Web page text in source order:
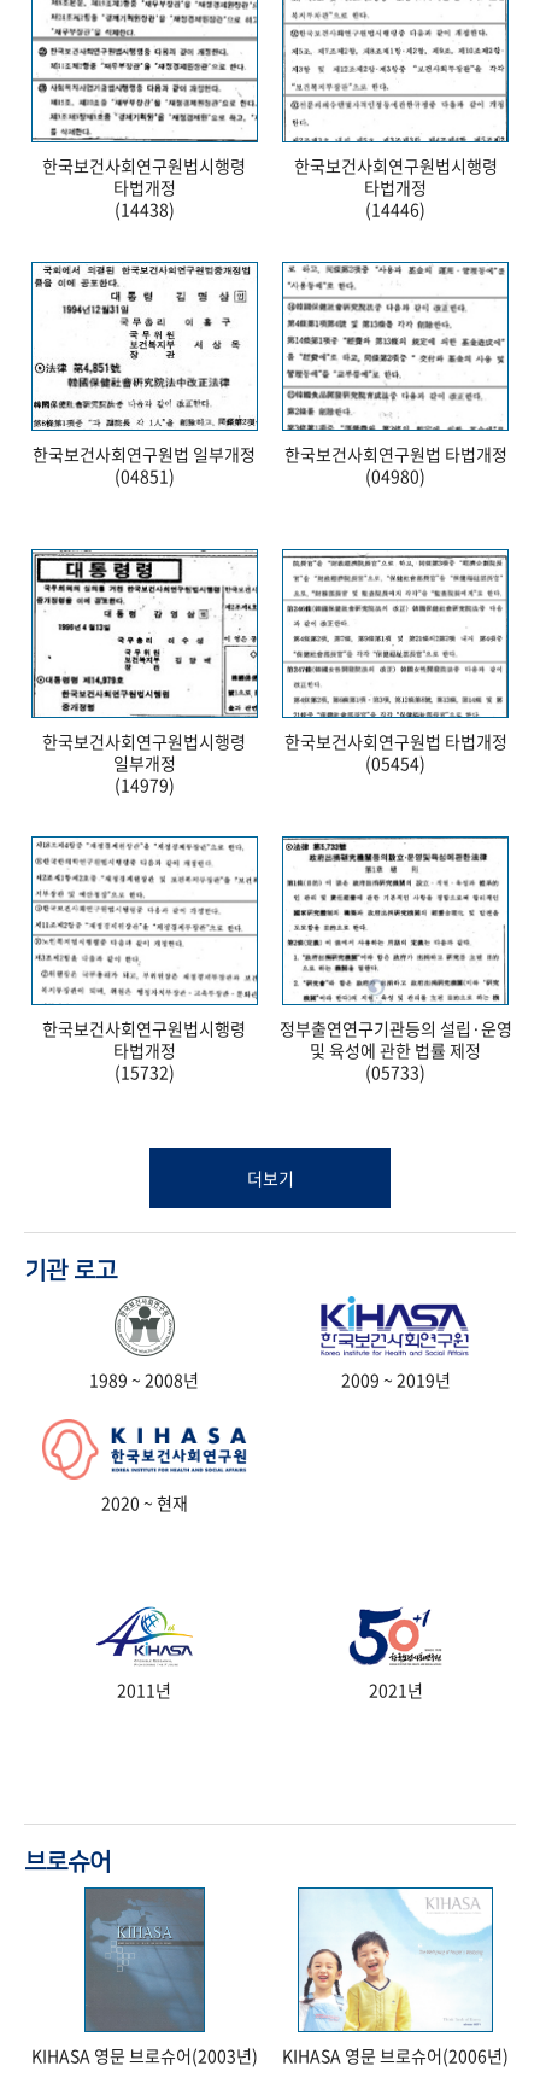
한국보건사회연구원법시행령
타법개정
(14438)
한국보건사회연구원법시행령
타법개정
(14446)
한국보건사회연구원법 일부개정
(04851)
한국보건사회연구원법 타법개정
(04980)
한국보건사회연구원법시행령
일부개정
(14979)
한국보건사회연구원법 타법개정
(05454)
한국보건사회연구원법시행령
타법개정
(15732)
정부출연연구기관등의 설립·운영
및 육성에 관한 법률 제정
(05733)
더보기
기관 로고
1989 ~ 2008년 2009 ~ 2019년
2020 ~ 현재
2011년 2021년
브로슈어
KIHASA 영문 브로슈어(2003년) KIHASA 영문 브로슈어(2006년)